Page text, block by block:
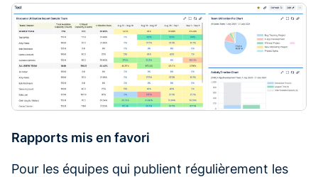
Rapports mis en favori
Pour les équipes qui publient régulièrement les